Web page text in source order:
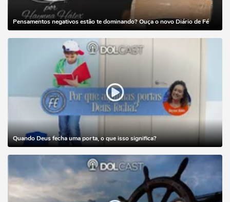
Pensamentos negativos estão te dominando? Ouça o novo Diário de Fé
Quando Deus fecha uma porta, o que isso significa?